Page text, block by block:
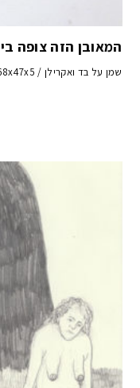
המאובן הזה צופה בי
שמן על בד ואקרילן / 68x47x5 ס״מ, 2020